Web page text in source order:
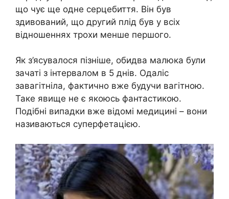
що чує ще одне серцебиття. Він був
здивований, що другий плід був у всіх
відношеннях трохи менше першого.
Як з’ясувалося пізніше, обидва малюка були
зачаті з інтервалом в 5 днів. Одаліс
завагітніла, фактично вже будучи вагітною.
Таке явище не є якоюсь фантастикою.
Подібні випадки вже відомі медицині – вони
називаються суперфетацією.